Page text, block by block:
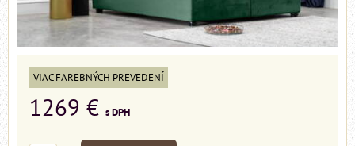
VIAC FAREBNÝCH PREVEDENÍ
1269 € s DPH